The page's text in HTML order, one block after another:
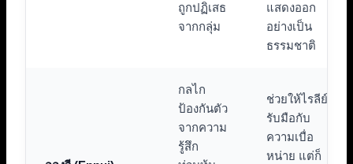
ถูกปฏิเสธ
จากกลุ่ม
แสดงออก
อย่างเป็น
ธรรมชาติ
กลไก
ป้องกันตัว
จากความ
รู้สึก
ช่วยให้ไรลีย์
รับมือกับ
ความเบื่อ
หน่าย แต่ก็